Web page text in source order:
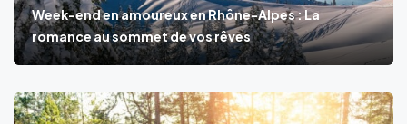
Week-end en amoureux en Rhône-Alpes : La
romance au sommet de vos rêves